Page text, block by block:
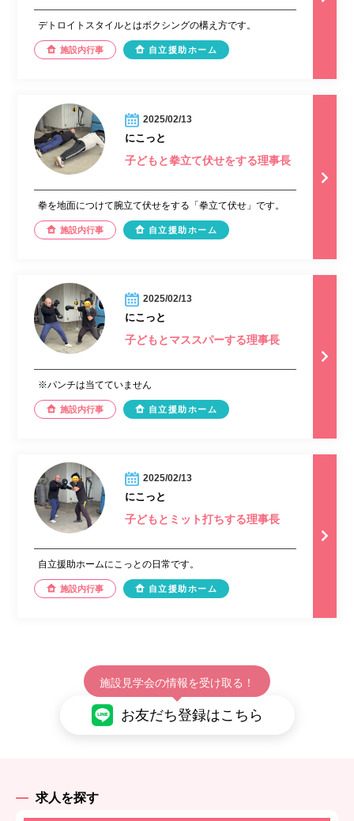
デトロイトスタイルとはボクシングの構え方です。
施設内行事 自立援助ホーム
2025/02/13
にこっと
子どもと拳立て伏せをする理事長
拳を地面につけて腕立て伏せをする「拳立て伏せ」です。
施設内行事 自立援助ホーム
2025/02/13
にこっと
子どもとマススパーする理事長
※パンチは当てていません
施設内行事 自立援助ホーム
2025/02/13
にこっと
子どもとミット打ちする理事長
自立援助ホームにこっとの日常です。
施設内行事 自立援助ホーム
施設見学会の情報を受け取る！
お友だち登録はこちら
求人を探す